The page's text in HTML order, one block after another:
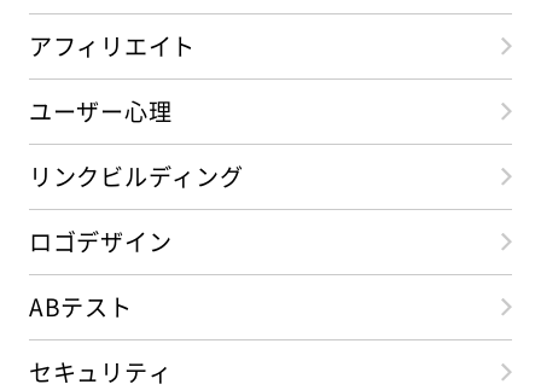
アフィリエイト
ユーザー心理
リンクビルディング
ロゴデザイン
ABテスト
セキュリティ